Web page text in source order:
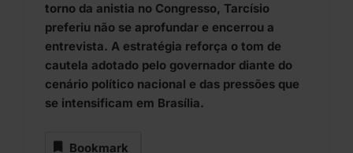
torno da anistia no Congresso, Tarcísio
preferiu não se aprofundar e encerrou a
entrevista. A estratégia reforça o tom de
cautela adotado pelo governador diante do
cenário político nacional e das pressões que
se intensificam em Brasília.
Bookmark